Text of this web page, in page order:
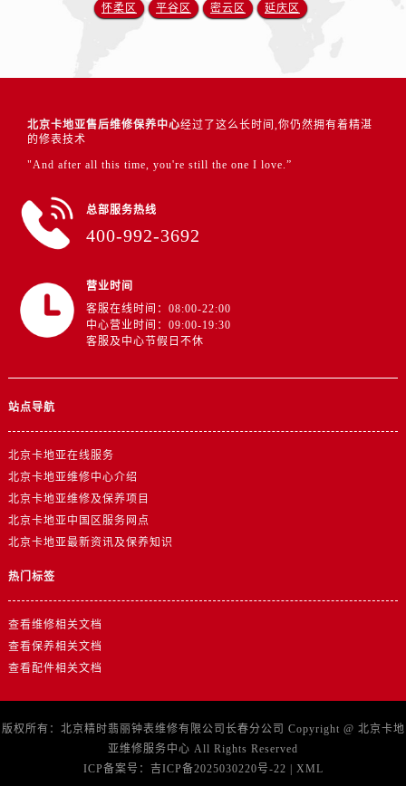
怀柔区 平谷区 密云区 延庆区
北京卡地亚售后维修保养中心经过了这么长时间,你仍然拥有着精湛
的修表技术
"And after all this time, you're still the one I love.”
总部服务热线
400-992-3692
营业时间
客服在线时间：08:00-22:00
中心营业时间：09:00-19:30
客服及中心节假日不休
站点导航
北京卡地亚在线服务
北京卡地亚维修中心介绍
北京卡地亚维修及保养项目
北京卡地亚中国区服务网点
北京卡地亚最新资讯及保养知识
热门标签
查看维修相关文档
查看保养相关文档
查看配件相关文档
版权所有：北京精时翡丽钟表维修有限公司长春分公司 Copyright @ 北京卡地
亚维修服务中心 All Rights Reserved
ICP备案号： 吉ICP备2025030220号-22 | XML